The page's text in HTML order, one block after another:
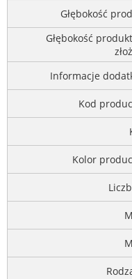
Głębokość
Głębokość
Informacje
Kod
Kolor